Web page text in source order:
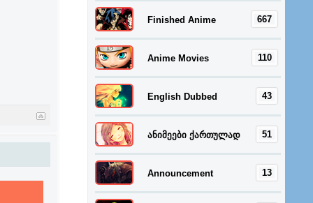
667
Finished Anime
110
Anime Movies
43
English Dubbed
51
ანიმეები ქართულად
13
Announcement